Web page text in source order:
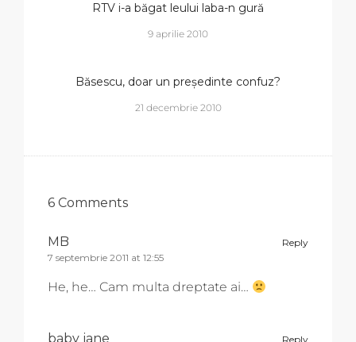
RTV i-a băgat leului laba-n gură
9 aprilie 2010
Băsescu, doar un președinte confuz?
21 decembrie 2010
6 Comments
Reply
MB
7 septembrie 2011 at 12:55
He, he… Cam multa dreptate ai…
Reply
baby jane